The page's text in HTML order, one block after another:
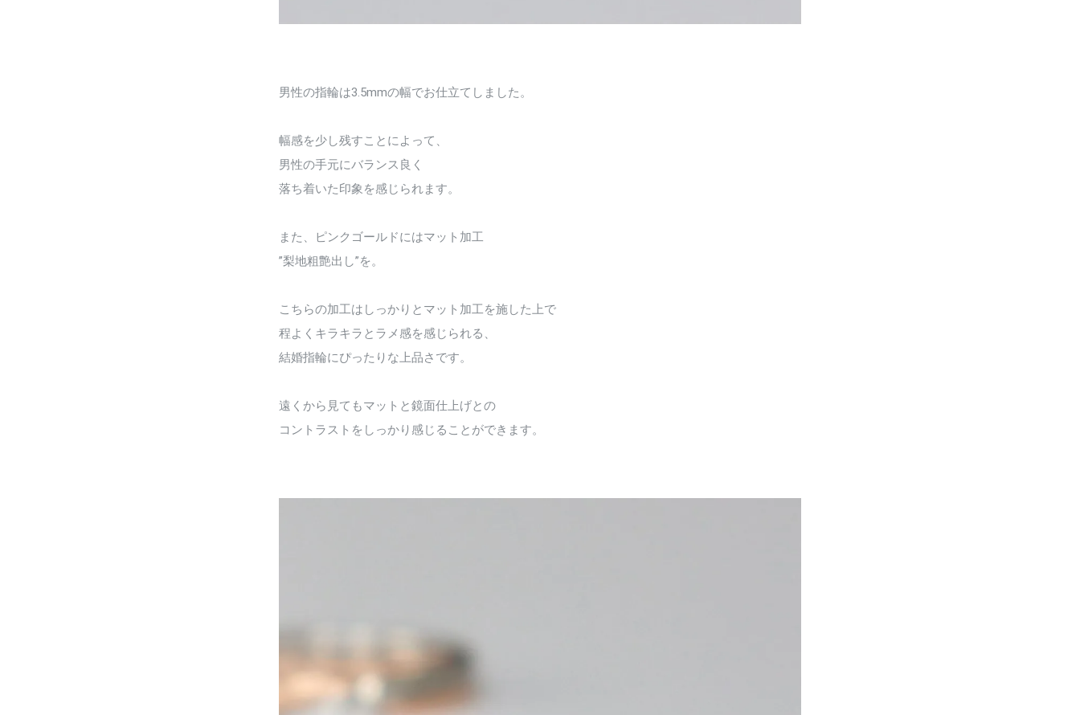
男性の指輪は3.5mmの幅でお仕立てしました。
幅感を少し残すことによって、
男性の手元にバランス良く
落ち着いた印象を感じられます。
また、ピンクゴールドにはマット加工
”梨地粗艶出し”を。
こちらの加工はしっかりとマット加工を施した上で
程よくキラキラとラメ感を感じられる、
結婚指輪にぴったりな上品さです。
遠くから見てもマットと鏡面仕上げとの
コントラストをしっかり感じることができます。